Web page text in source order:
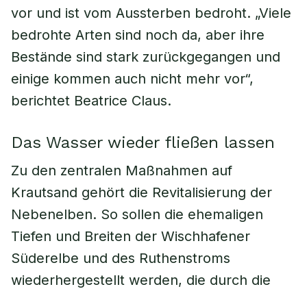
vor und ist vom Aussterben bedroht. „Viele
bedrohte Arten sind noch da, aber ihre
Bestände sind stark zurückgegangen und
einige kommen auch nicht mehr vor“,
berichtet Beatrice Claus.
Das Wasser wieder fließen lassen
Zu den zentralen Maßnahmen auf
Krautsand gehört die Revitalisierung der
Nebenelben. So sollen die ehemaligen
Tiefen und Breiten der Wischhafener
Süderelbe und des Ruthenstroms
wiederhergestellt werden, die durch die